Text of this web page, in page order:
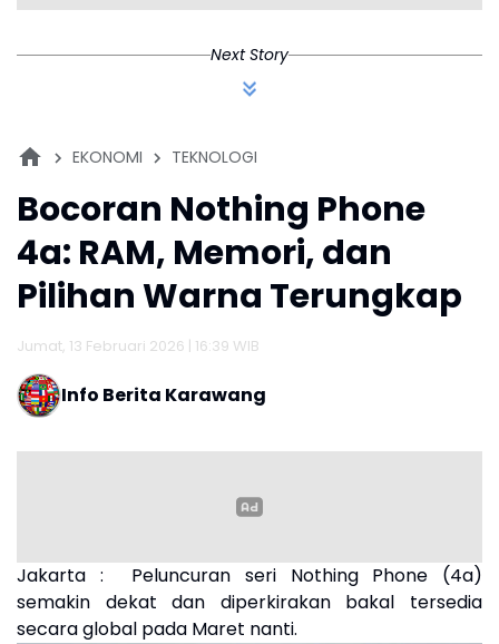
Next Story
EKONOMI TEKNOLOGI
Bocoran Nothing Phone
4a: RAM, Memori, dan
Pilihan Warna Terungkap
Jumat, 13 Februari 2026 | 16:39 WIB
Info Berita Karawang
Jakarta : Peluncuran seri Nothing Phone (4a)
semakin dekat dan diperkirakan bakal tersedia
secara global pada Maret nanti.